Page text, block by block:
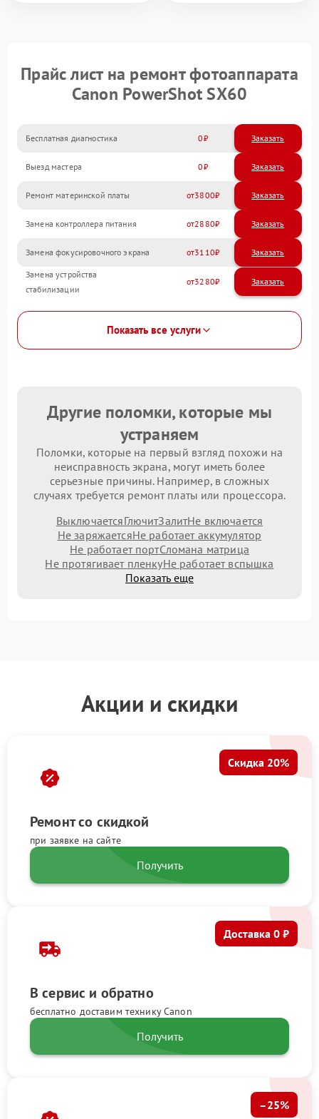
Прайс лист на ремонт фотоаппарата
Canon PowerShot SX60
Бесплатная диагностика 0 Заказать
Выезд мастера 0 Заказать
Ремонт материнской платы 3800
Замена контроллера питания 2880
Замена фокусировочного экрана 3110
Замена устройства
стабилизации
3280
Показать все услуги
Другие поломки, которые мы
устраняем
Поломки, которые на первый взгляд похожи на
неисправность экрана, могут иметь более
серьезные причины. Например, в сложных
случаях требуется ремонт платы или процессора.
ВыключаетсяГлючитЗалитНе включается
Не заряжаетсяНе работает аккумулятор
Не работает портСломана матрица
Не протягивает пленкуНе работает вспышка
Показать еще
Акции и скидки
Ремонт со скидкой
при заявке на сайте
Скидка 20%
Получить
В сервис и обратно
бесплатно доставим технику Canon
Доставка 0 ₽
Получить
–25%